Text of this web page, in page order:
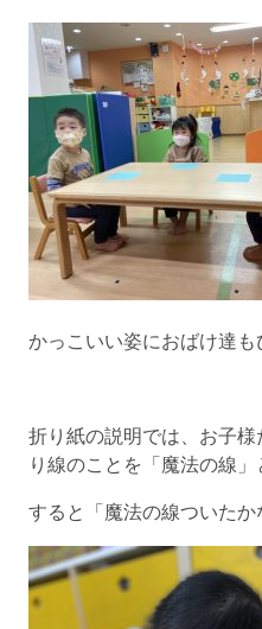
かっこいい姿におばけ達も
折り紙の説明では、お子
り線のことを「魔法の線」
すると「魔法の線ついたか